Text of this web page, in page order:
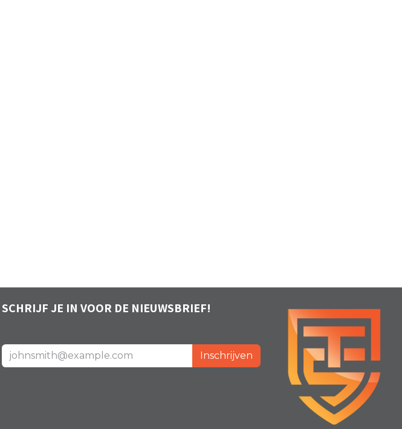
SCHRIJF JE IN VOOR DE NIEUWSBRIEF!
Inschrijven